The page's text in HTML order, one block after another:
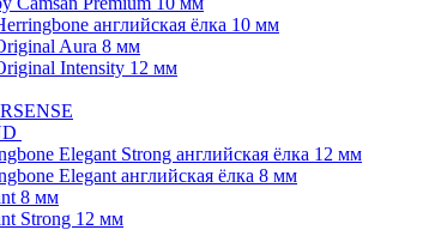
английская ёлка 10 мм
Aura 8 мм
Intensity 12 мм
Elegant Strong английская ёлка 12 мм
Elegant английская ёлка 8 мм
8 мм
Strong 12 мм